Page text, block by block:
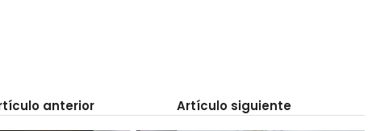
anterior Artículo siguiente